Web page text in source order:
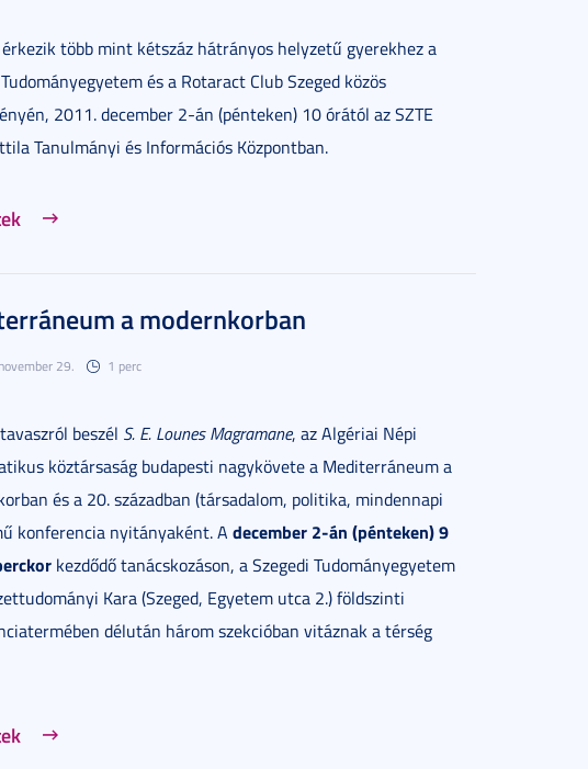
több mint kétszáz hátrányos helyzetű gyerekhez a
és a Rotaract Club Szeged közös
2011. december 2-án (pénteken) 10 órától az SZTE
Tanulmányi és Információs Központban.
a modernkorban
29. 1 perc
beszél S. E. Lounes Magramane, az Algériai Népi
köztársaság budapesti nagykövete a Mediterráneum a
és a 20. században (társadalom, politika, mindennapi
konferencia nyitányaként. A december 2-án (pénteken) 9
kezdődő tanácskozáson, a Szegedi Tudományegyetem
Kara (Szeged, Egyetem utca 2.) földszinti
délután három szekcióban vitáznak a térség